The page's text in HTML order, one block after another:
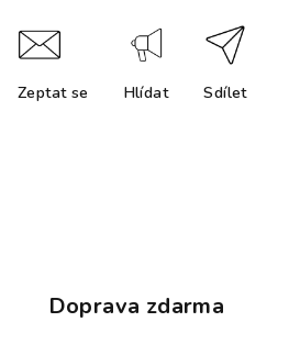
Zeptat se Hlídat Sdílet
Doprava zdarma